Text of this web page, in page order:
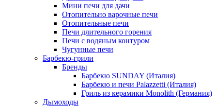
Мини печи для дачи
Отопительно варочные печи
Отопительные печи
Печи длительного горения
Печи с водяным контуром
Чугунные печи
Барбекю-грили
Бренды
Барбекю SUNDAY (Италия)
Барбекю и печи Palazzetti (Италия)
Гриль из керамики Monolith (Германия)
Дымоходы